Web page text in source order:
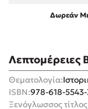
Στέφανος Ξενάκης
Sebastian Fitzek
Freida McFadden
Κατρίνα Τσάνταλη
Λεπτομέρειες
Θεματολογία:
ISBN:978-618-
Ξενόγλωσσος
Δωρεάν